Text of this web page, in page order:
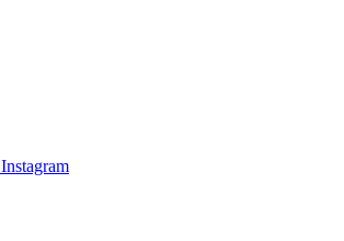
Instagram